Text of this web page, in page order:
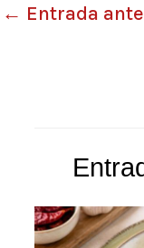
← Entrada